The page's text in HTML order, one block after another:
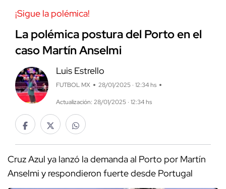
¡Sigue la polémica!
La polémica postura del Porto en el
caso Martín Anselmi
Luis Estrello
FUTBOL MX 28/01/2025 · 12:34 hs
Actualización: 28/01/2025 · 12:34 hs
Cruz Azul ya lanzó la demanda al Porto por Martín
Anselmi y respondieron fuerte desde Portugal